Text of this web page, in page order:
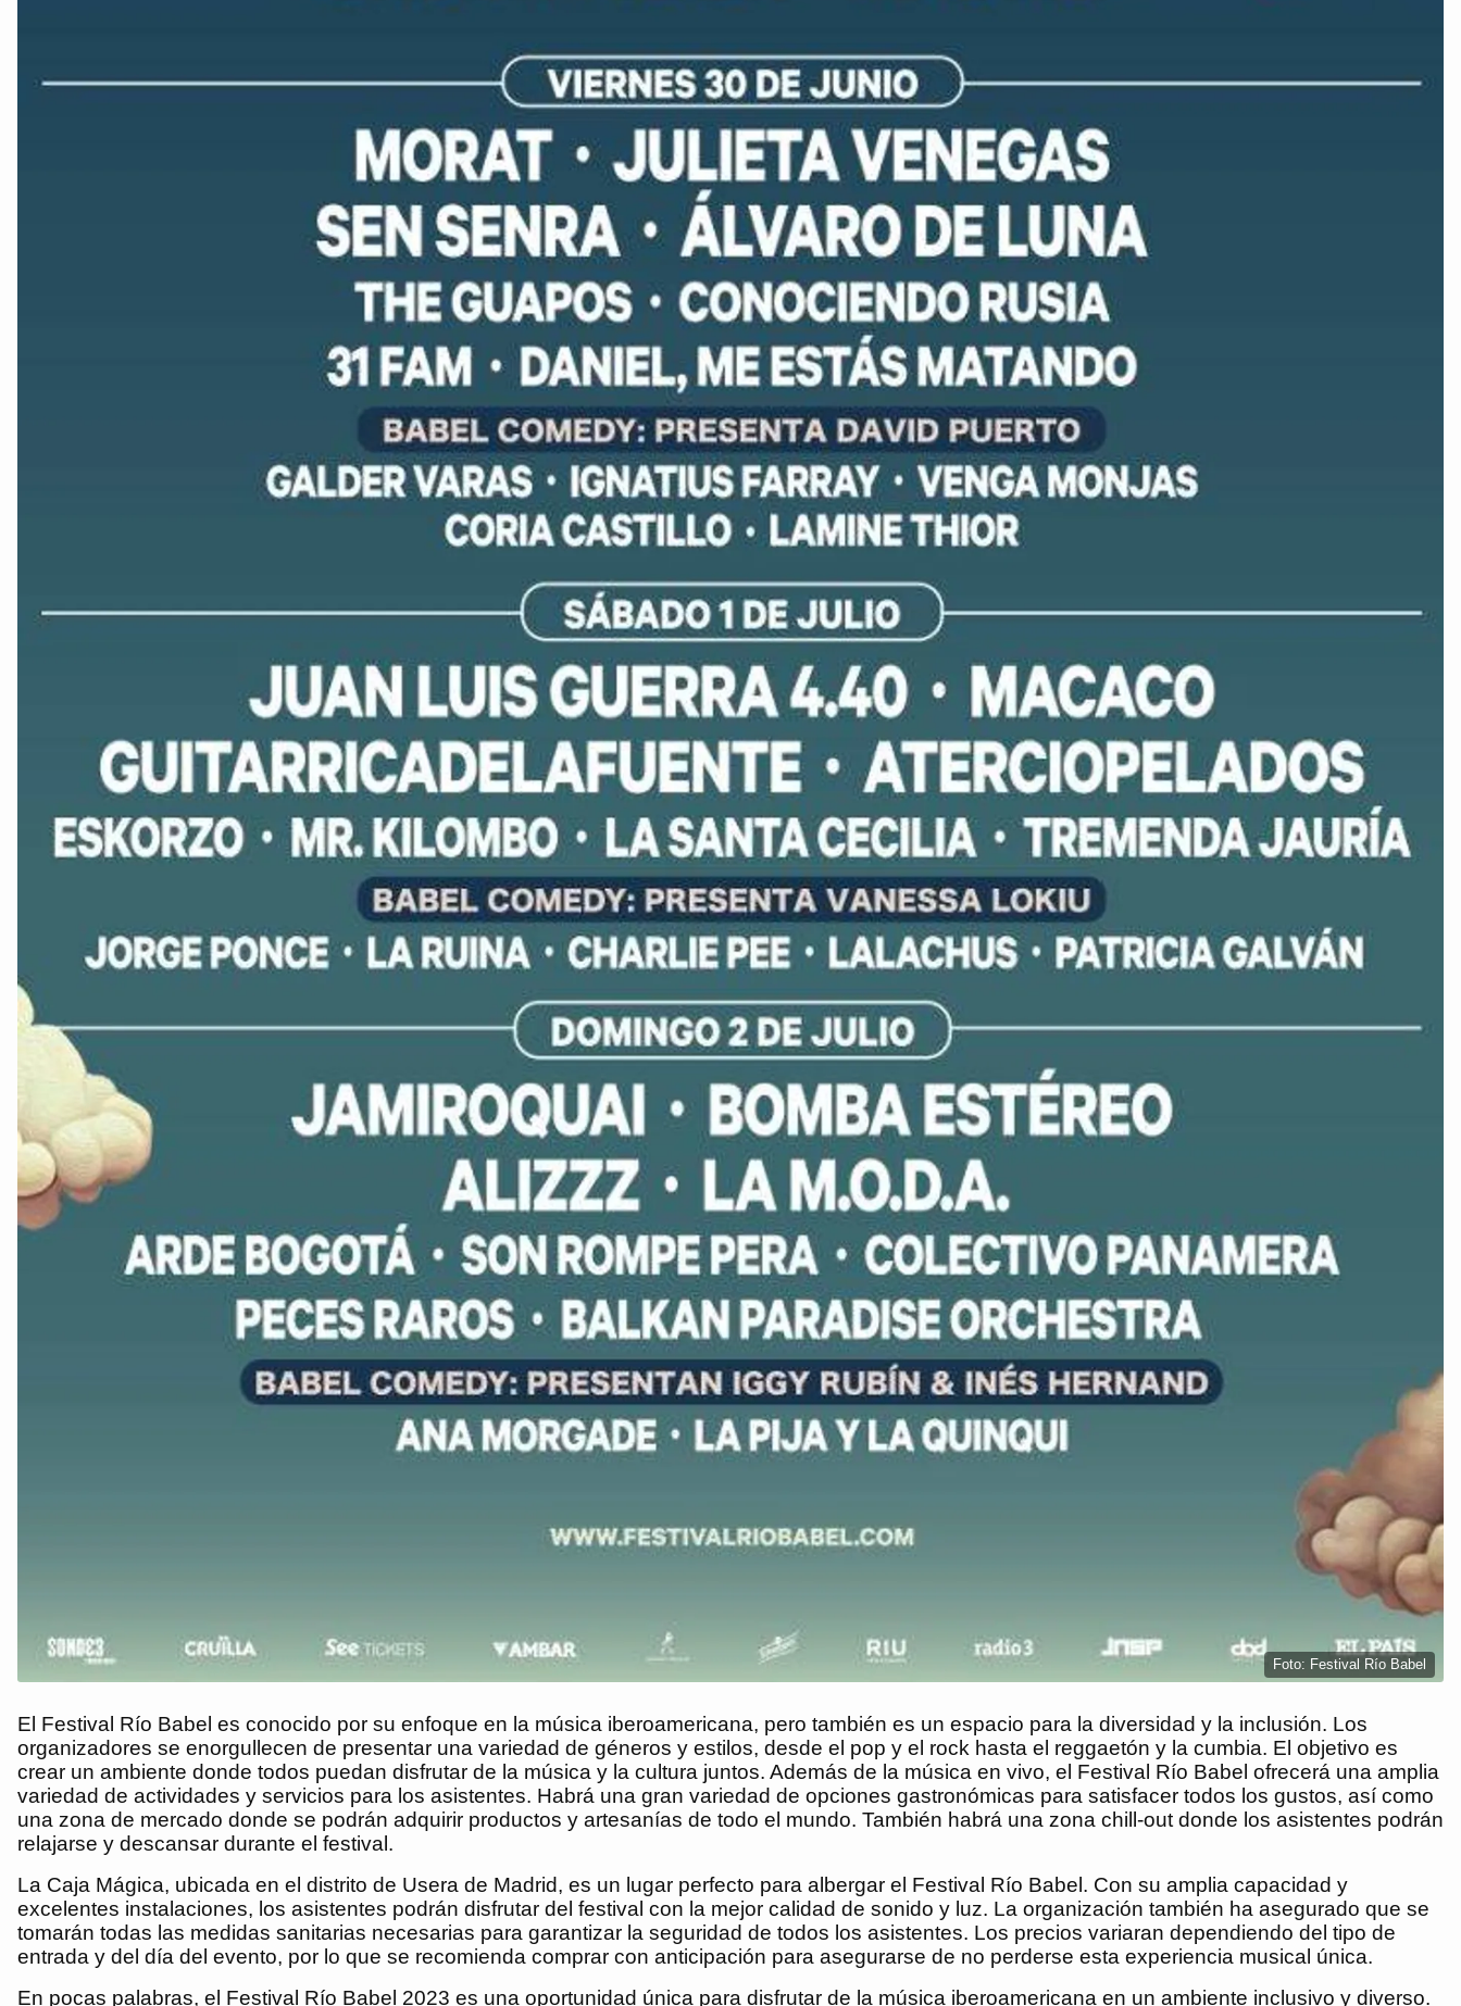
Foto: Festival Río Babel
El Festival Río Babel es conocido por su enfoque en la música iberoamericana, pero también es un espacio para la diversidad y la inclusión. Los
organizadores se enorgullecen de presentar una variedad de géneros y estilos, desde el pop y el rock hasta el reggaetón y la cumbia. El objetivo es
crear un ambiente donde todos puedan disfrutar de la música y la cultura juntos. Además de la música en vivo, el Festival Río Babel ofrecerá una amplia
variedad de actividades y servicios para los asistentes. Habrá una gran variedad de opciones gastronómicas para satisfacer todos los gustos, así como
una zona de mercado donde se podrán adquirir productos y artesanías de todo el mundo. También habrá una zona chill-out donde los asistentes podrán
relajarse y descansar durante el festival.
La Caja Mágica, ubicada en el distrito de Usera de Madrid, es un lugar perfecto para albergar el Festival Río Babel. Con su amplia capacidad y
excelentes instalaciones, los asistentes podrán disfrutar del festival con la mejor calidad de sonido y luz. La organización también ha asegurado que se
tomarán todas las medidas sanitarias necesarias para garantizar la seguridad de todos los asistentes. Los precios variaran dependiendo del tipo de
entrada y del día del evento, por lo que se recomienda comprar con anticipación para asegurarse de no perderse esta experiencia musical única.
En pocas palabras, el Festival Río Babel 2023 es una oportunidad única para disfrutar de la música iberoamericana en un ambiente inclusivo y diverso.